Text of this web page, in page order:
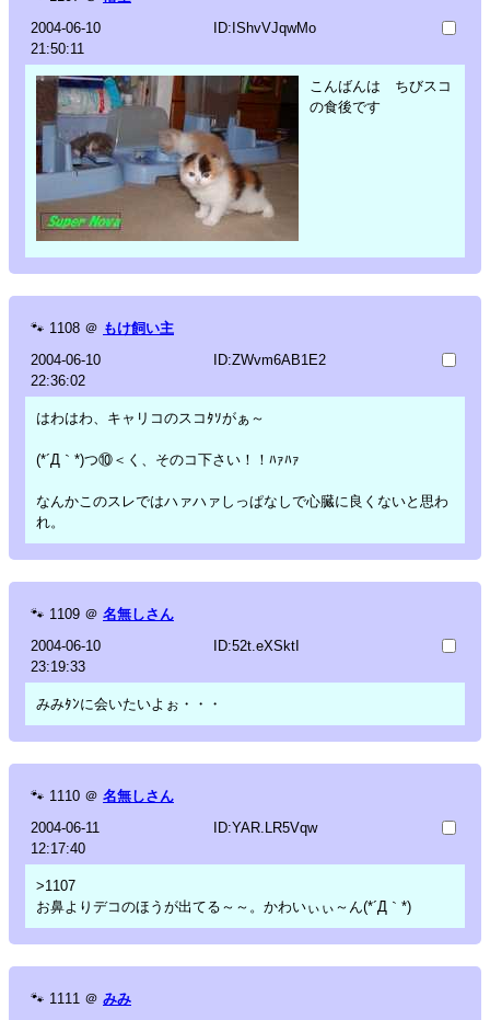
2004-06-10
21:50:11
ID:IShvVJqwMo
こんばんは ちびスコ
の食後です
🐾 1108 ＠ もけ飼い主
2004-06-10
22:36:02
ID:ZWvm6AB1E2
はわはわ、キャリコのスコﾀｿがぁ～
(*´Д｀*)つ⑩＜く、そのコ下さい！！ﾊｧﾊｧ
なんかこのスレではハァハァしっぱなしで心臓に良くないと思わ
れ。
🐾 1109 ＠ 名無しさん
2004-06-10
23:19:33
ID:52t.eXSktI
みみﾀﾝに会いたいよぉ・・・
🐾 1110 ＠ 名無しさん
2004-06-11
12:17:40
ID:YAR.LR5Vqw
>1107
お鼻よりデコのほうが出てる～～。かわいぃぃ～ん(*´Д｀*)
🐾 1111 ＠ みみ